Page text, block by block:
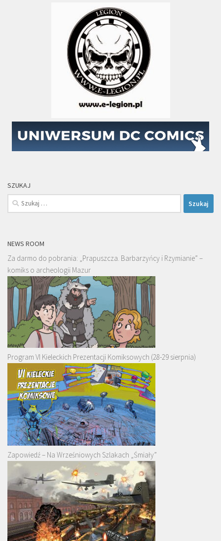
SZUKAJ
Szukaj:
NEWS ROOM
Za darmo do pobrania: „Prapuszcza. Barbarzyńcy i Rzymianie” –
komiks o archeologii Mazur
Program VI Kieleckich Prezentacji Komiksowych (28-29 sierpnia)
Zapowiedź – Na Wrześniowych Szlakach „Śmiały”